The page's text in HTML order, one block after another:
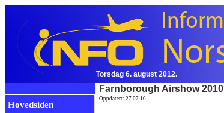
Torsdag 6. august 2012.
Hovedsiden
Farnborough Airshow 2010
Oppdatert: 27.07.10